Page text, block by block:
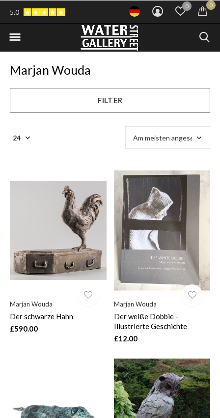
0 0
5.0
Marjan Wouda
FILTER
Marjan Wouda
Der schwarze Hahn
£590.00
Marjan Wouda
Der weiße Dobbie -
Illustrierte Geschichte
£12.00